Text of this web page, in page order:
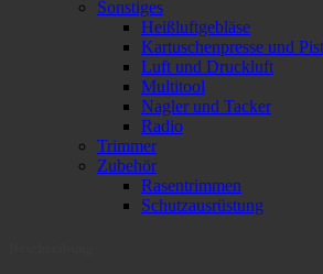
Sonstiges
Heißluftgebläse
Kartuschenpresse und
Luft und Druckluft
Multitool
Nagler und Tacker
Radio
Trimmer
Zubehör
Rasentrimmen
Schutzausrüstung